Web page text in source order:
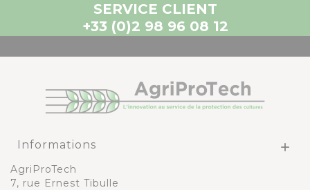
SERVICE CLIENT
+33 (0)2 98 96 08 12
Informations 
AgriProTech
7, rue Ernest Tibulle